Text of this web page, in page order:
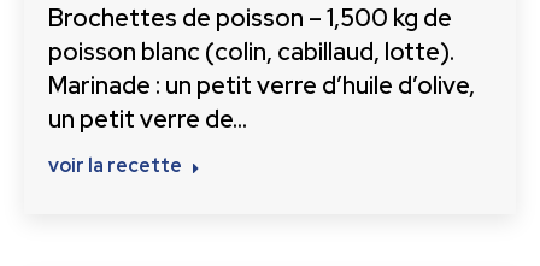
Brochettes de poisson – 1,500 kg de
poisson blanc (colin, cabillaud, lotte).
Marinade : un petit verre d’huile d’olive,
un petit verre de…
voir la recette